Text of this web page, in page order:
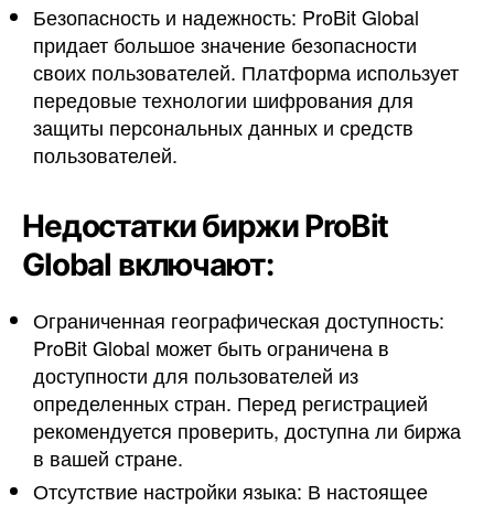
Безопасность и надежность: ProBit Global
придает большое значение безопасности
своих пользователей. Платформа использует
передовые технологии шифрования для
защиты персональных данных и средств
пользователей.
Недостатки биржи ProBit
Global включают:
Ограниченная географическая доступность:
ProBit Global может быть ограничена в
доступности для пользователей из
определенных стран. Перед регистрацией
рекомендуется проверить, доступна ли биржа
в вашей стране.
Отсутствие настройки языка: В настоящее